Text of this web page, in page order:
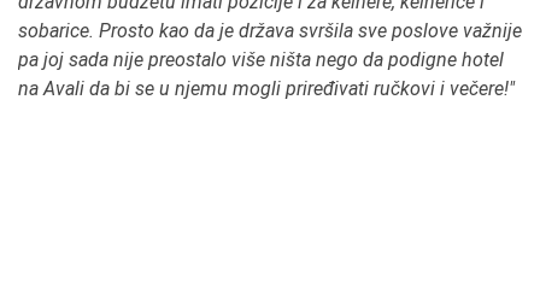
sobarice. Prosto kao da je država svršila sve poslove važnije
pa joj sada nije preostalo više ništa nego da podigne hotel
na Avali da bi se u njemu mogli priređivati ručkovi i večere!"